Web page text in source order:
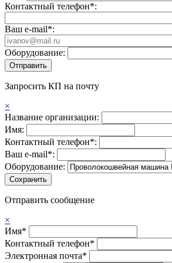
Контактный телефон*:
Ваш e-mail*:
Оборудование:
Запросить КП на почту
×
Название организации:
Имя:
Контактный телефон*:
Ваш e-mail*:
Оборудование:
Отправить сообщение
×
Имя*
Контактный телефон*
Электронная почта*